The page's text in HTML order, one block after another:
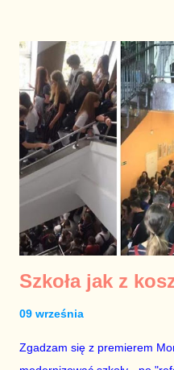
Szkoła jak z
09 września
Zgadzam się z premierem